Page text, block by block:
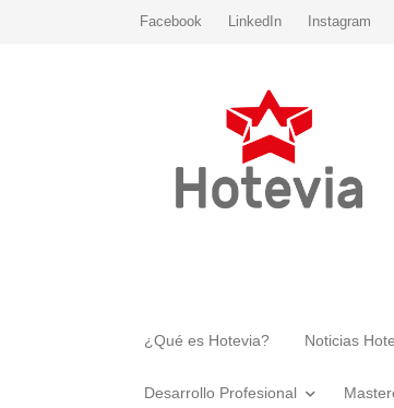
Facebook LinkedIn Instagram
¿Qué es Hotevia? Noticias
Desarrollo Profesional